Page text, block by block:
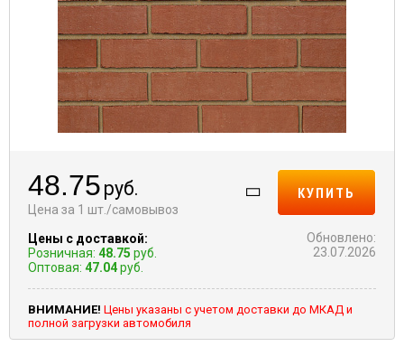
48.75 руб.
Цена за 1 шт./самовывоз
Цены с доставкой:
Розничная: 48.75 руб.
Оптовая: 47.04руб.
КУПИТЬ
Обновлено:
23.07.2026
ВНИМАНИЕ! Цены указаны с учетом доставки до МКАД и
полной загрузки автомобиля